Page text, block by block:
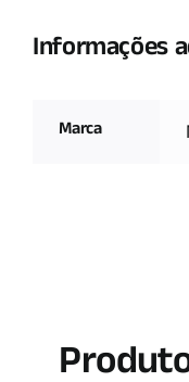
Informações
Marca